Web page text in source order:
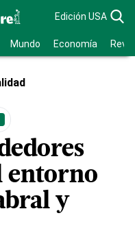
Edición USA
Mundo Economía
entorno
y